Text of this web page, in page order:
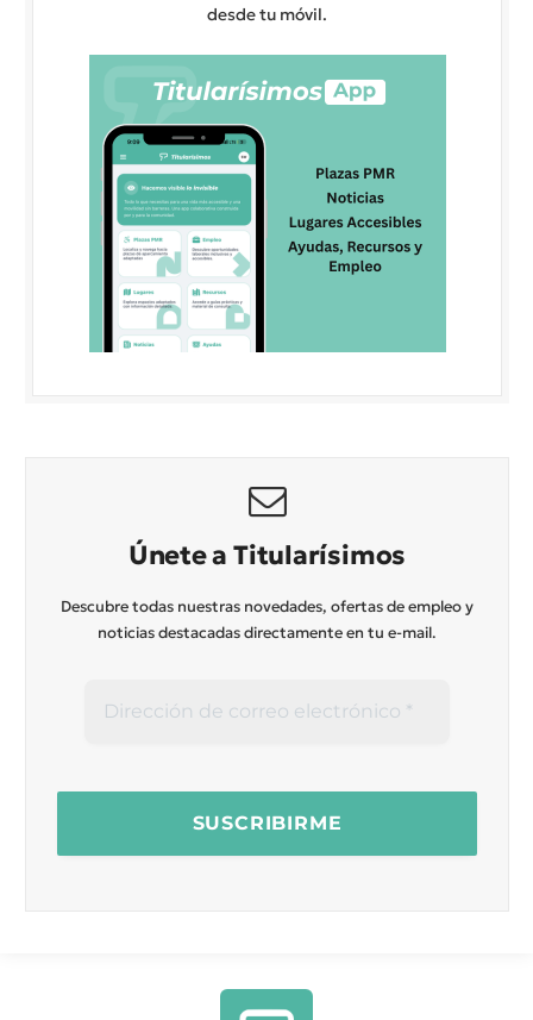
desde tu móvil.
Únete a Titularísimos
Descubre todas nuestras novedades, ofertas de empleo y
noticias destacadas directamente en tu e-mail.